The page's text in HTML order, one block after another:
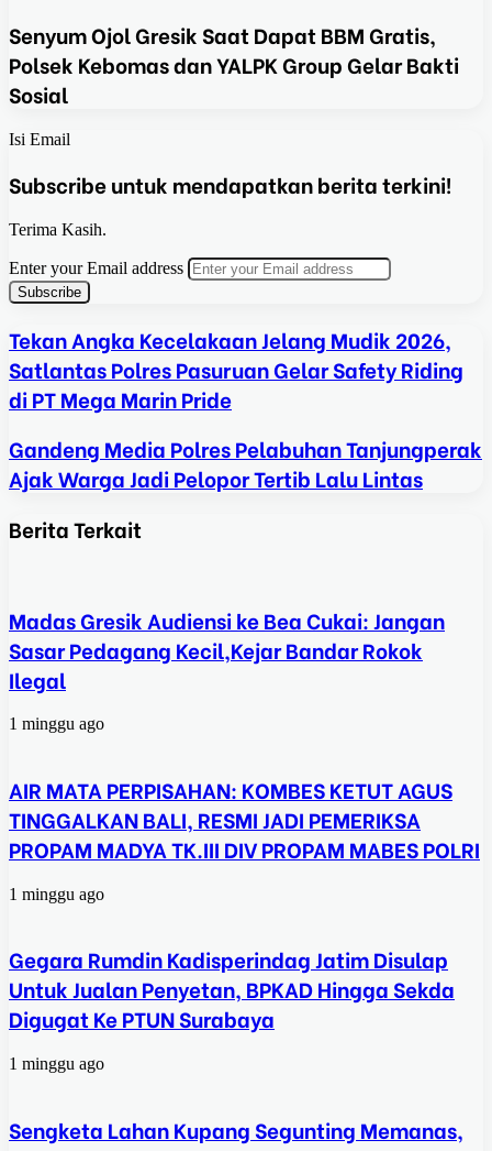
Senyum Ojol Gresik Saat Dapat BBM Gratis,
Polsek Kebomas dan YALPK Group Gelar Bakti
Sosial
Isi Email
Subscribe untuk mendapatkan berita terkini!
Terima Kasih.
Enter your Email address
Tekan Angka Kecelakaan Jelang Mudik 2026,
Satlantas Polres Pasuruan Gelar Safety Riding
di PT Mega Marin Pride
Gandeng Media Polres Pelabuhan Tanjungperak
Ajak Warga Jadi Pelopor Tertib Lalu Lintas
Berita Terkait
Madas Gresik Audiensi ke Bea Cukai: Jangan
Sasar Pedagang Kecil,Kejar Bandar Rokok
Ilegal
1 minggu ago
AIR MATA PERPISAHAN: KOMBES KETUT AGUS
TINGGALKAN BALI, RESMI JADI PEMERIKSA
PROPAM MADYA TK.III DIV PROPAM MABES POLRI
1 minggu ago
Gegara Rumdin Kadisperindag Jatim Disulap
Untuk Jualan Penyetan, BPKAD Hingga Sekda
Digugat Ke PTUN Surabaya
1 minggu ago
Sengketa Lahan Kupang Segunting Memanas,